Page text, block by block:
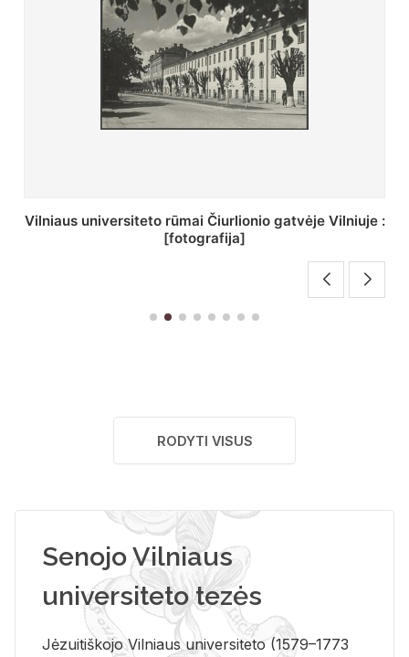
St. Batoro universiteto J. Pilsudskio kolegija :
[fotografija]
RODYTI VISUS
Senojo Vilniaus
universiteto tezės
Jėzuitiškojo Vilniaus universiteto (1579–1773